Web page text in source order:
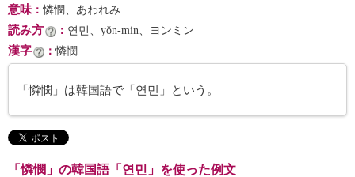
意味：憐憫、あわれみ
読み方 ： 연민、yŏn-min、ヨンミン
漢字 ：憐憫
「憐憫」は韓国語で「연민」という。
「憐憫」の韓国語「연민」を使った例文